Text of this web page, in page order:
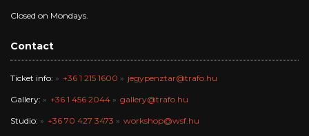
Closed on Mondays.
Contact
Ticket info: +36 1 215 1600 jegypenztar@trafo.hu
Gallery: +36 1 456 2044 gallery@trafo.hu
Studio: +36 70 427 3473 workshop@wsf.hu